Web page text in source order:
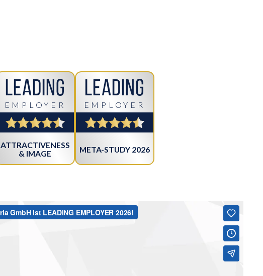
Leading
EMPLOYER
ATTRACTIVENESS
& IMAGE
Leading
EMPLOYER
META-STUDY 2026